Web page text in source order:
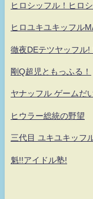
ヒロシッフル！ヒロ
ヒロユキユキッフル
徹夜DEテツヤッフル!
剛Q超児ともっふる！
ヤナッフル ゲームだ
ヒウラー総統の野望
三代目 ユキユキッフ
魁!!アイドル塾!